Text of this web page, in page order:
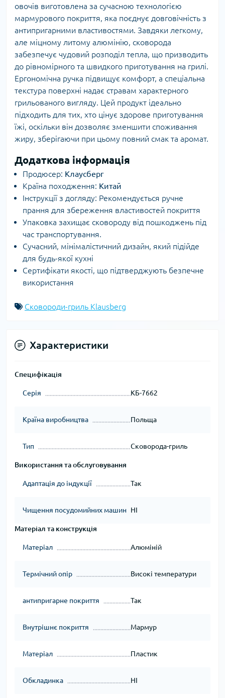
овочів виготовлена за сучасною технологією
мармурового покриття, яка поєднує довговічність з
антипригарними властивостями. Завдяки легкому,
але міцному литому алюмінію, сковорода
забезпечує чудовий розподіл тепла, що призводить
до рівномірного та швидкого приготування на грилі.
Ергономічна ручка підвищує комфорт, а спеціальна
текстура поверхні надає стравам характерного
грильованого вигляду. Цей продукт ідеально
підходить для тих, хто цінує здорове приготування
їжі, оскільки він дозволяє зменшити споживання
жиру, зберігаючи при цьому повний смак та аромат.
Додаткова інформація
Продюсер: Клаусберг
Країна походження: Китай
Інструкції з догляду: Рекомендується ручне
прання для збереження властивостей покриття
Упаковка захищає сковороду від пошкоджень під
час транспортування.
Сучасний, мінімалістичний дизайн, який підійде
для будь-якої кухні
Сертифікати якості, що підтверджують безпечне
використання
Сковороди-гриль Klausberg
Характеристики
Специфікація
Серія КБ-7662
Країна виробництва Польща
Тип Сковорода-гриль
Використання та обслуговування
Адаптація до індукції Так
Чищення посудомийних машин НІ
Матеріал та конструкція
Матеріал Алюміній
Термічний опір Високі температури
антипригарне покриття Так
Внутрішнє покриття Мармур
Матеріал Пластик
Обкладинка НІ